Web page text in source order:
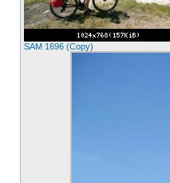
SAM 1696 (Copy)